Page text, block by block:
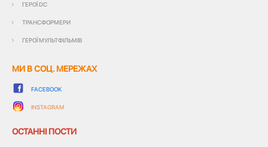
ГЕРОЇ DC
ТРАНСФОРМЕРИ
ГЕРОЇ МУЛЬТФІЛЬМІВ
МИ В СОЦ. МЕРЕЖАХ
FACEBOOK
INSTAGRAM
ОСТАННІ ПОСТИ